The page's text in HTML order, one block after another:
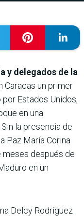
y delegados de la
Caracas un primer
Estados Unidos,
en una
la presencia de
Paz María Corina
después de
en un
Delcy Rodríguez